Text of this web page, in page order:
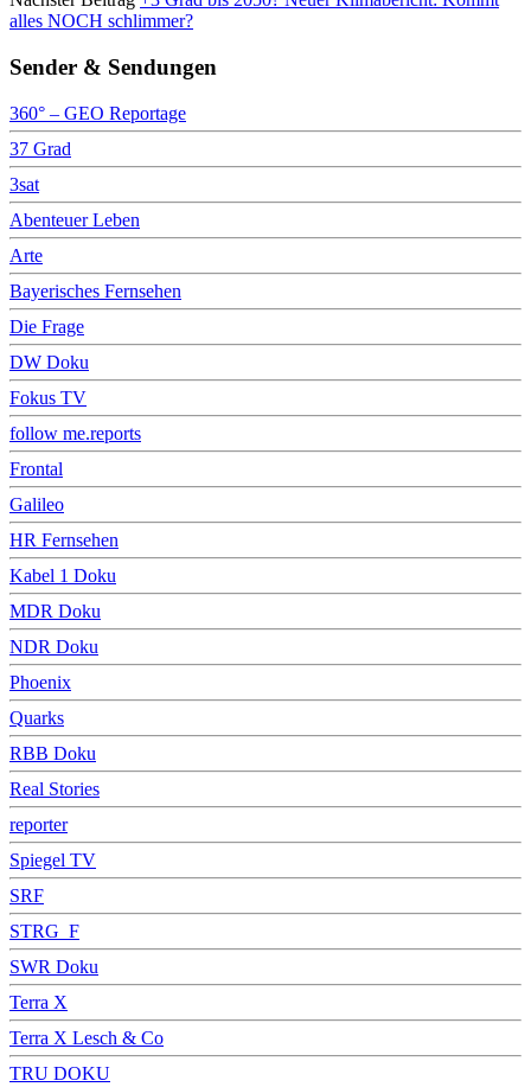
alles NOCH schlimmer?
Sender & Sendungen
360° – GEO Reportage
37 Grad
3sat
Abenteuer Leben
Arte
Bayerisches Fernsehen
Die Frage
DW Doku
Fokus TV
follow me.reports
Frontal
Galileo
HR Fernsehen
Kabel 1 Doku
MDR Doku
NDR Doku
Phoenix
Quarks
RBB Doku
Real Stories
reporter
Spiegel TV
SRF
STRG_F
SWR Doku
Terra X
Terra X Lesch & Co
TRU DOKU